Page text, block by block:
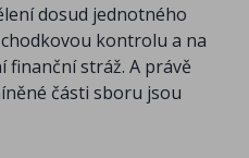
dosud jednotného
kontrolu a na
finanční stráž. A právě
části sboru jsou